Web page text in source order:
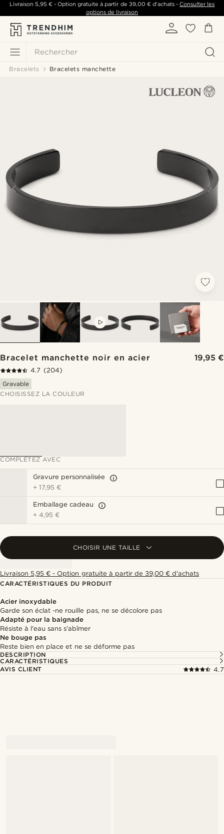
Rechercher
Livraison 5,95 €- Option gratuite à partir de 39,00 €d'achats -Consulter les
options de livraison
Bracelets Bracelets manchette
Bracelet manchette noir en acier 19,95 €
4.7 (204)
Gravable
CHOISISSEZ LA COULEUR
COMPLÉTEZ AVEC
Gravure personnalisée
+17,95 €
Emballage cadeau
+4,95 €
CHOISIR UNE TAILLE
Livraison 5,95 € - Option gratuite à partir de 39,00 € d'achats
CARACTÉRISTIQUES DU PRODUIT
Acier inoxydable
Garde son éclat -ne rouille pas, ne se décolore pas
Adapté pour la baignade
Résiste à l'eau sans s'abîmer
Ne bouge pas
Reste bien en place et ne se déforme pas
DESCRIPTION
CARACTÉRISTIQUES
AVIS CLIENT
4.7